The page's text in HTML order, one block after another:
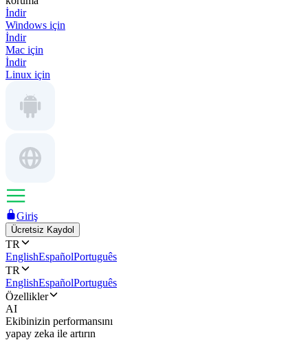
İndir
Windows için
İndir
Mac için
İndir
Linux için
Giriş
Ücretsiz Kaydol
TR
EnglishEspañolPortuguês
TR
EnglishEspañolPortuguês
Özellikler
AI
Ekibinizin performansını
yapay zeka ile artırın